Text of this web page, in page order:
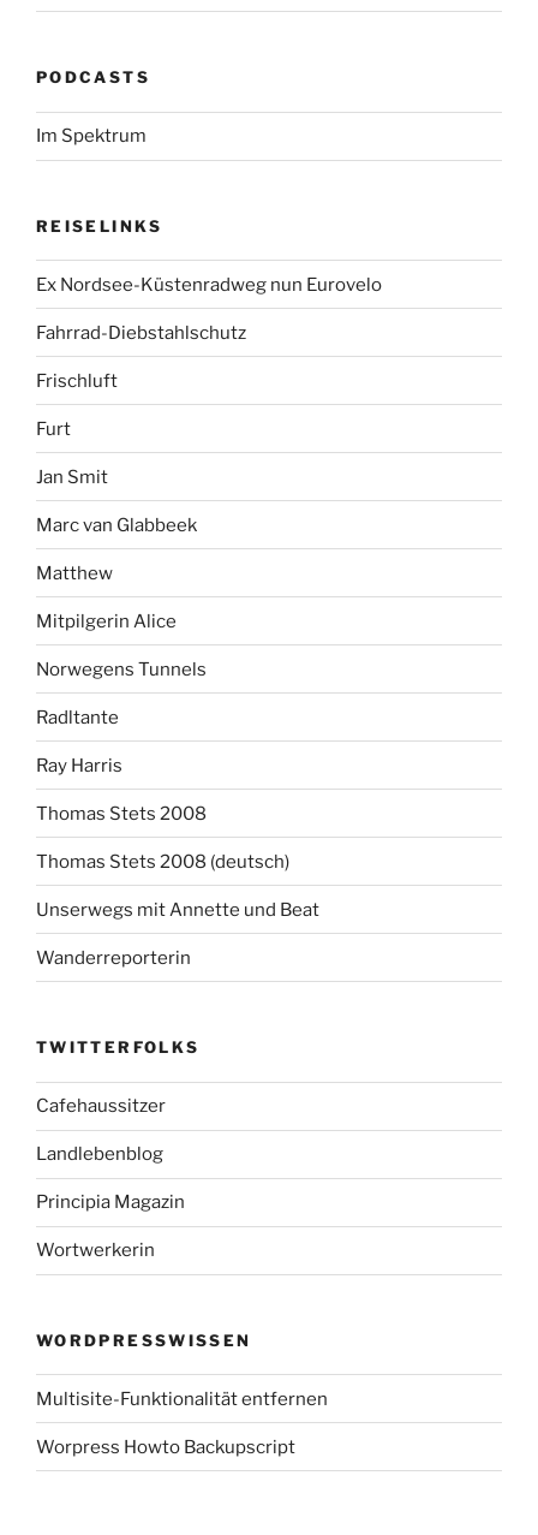
PODCASTS
Im Spektrum
REISELINKS
Ex Nordsee-Küstenradweg nun Eurovelo
Fahrrad-Diebstahlschutz
Frischluft
Furt
Jan Smit
Marc van Glabbeek
Matthew
Mitpilgerin Alice
Norwegens Tunnels
Radltante
Ray Harris
Thomas Stets 2008
Thomas Stets 2008 (deutsch)
Unserwegs mit Annette und Beat
Wanderreporterin
TWITTERFOLKS
Cafehaussitzer
Landlebenblog
Principia Magazin
Wortwerkerin
WORDPRESSWISSEN
Multisite-Funktionalität entfernen
Worpress Howto Backupscript